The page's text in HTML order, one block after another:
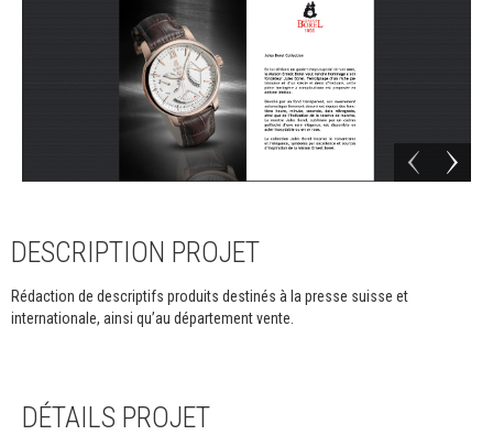
DESCRIPTION PROJET
Rédaction de descriptifs produits destinés à la presse suisse et
internationale, ainsi qu’au département vente.
DÉTAILS PROJET